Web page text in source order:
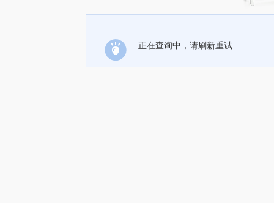
正在查询中，请刷新重试